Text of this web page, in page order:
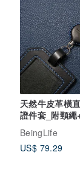
天然牛皮革橫
證件套_附頸繩
伸縮扣_黑色
BeingLife
US$ 79.29